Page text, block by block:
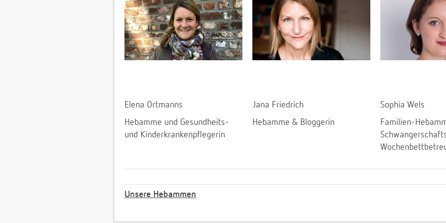
Elena Ortmanns
Hebamme und Gesundheits-
und Kinderkrankenpflegerin
Jana Friedrich
Hebamme & Bloggerin
Sophia Wels
Familien-
Unsere Hebammen